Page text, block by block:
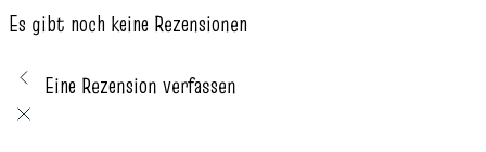
Es gibt noch keine Rezensionen
Eine Rezension verfassen